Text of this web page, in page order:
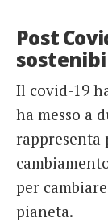
Post
Il covid-19
ha messo a
rappresenta
per
pianeta.